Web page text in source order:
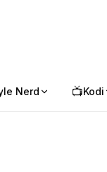
Nerd 📺Kodi